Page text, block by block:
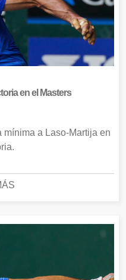
en el Masters
a Laso-Martija en